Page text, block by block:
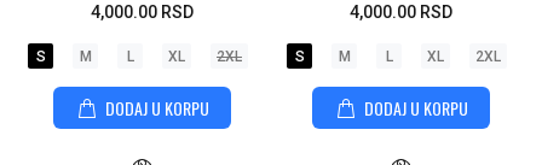
4,000.00 RSD
S M L XL 2XL
DODAJ U KORPU
4,000.00 RSD
S M L XL 2XL
DODAJ U KORPU